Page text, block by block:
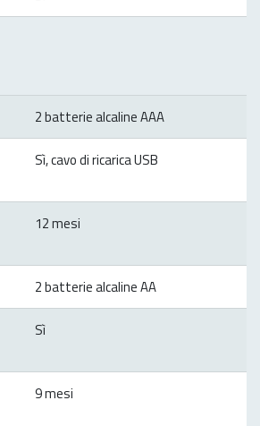
2 batterie alcaline AAA
Sì, cavo di ricarica USB
12 mesi
2 batterie alcaline AA
Sì
9 mesi